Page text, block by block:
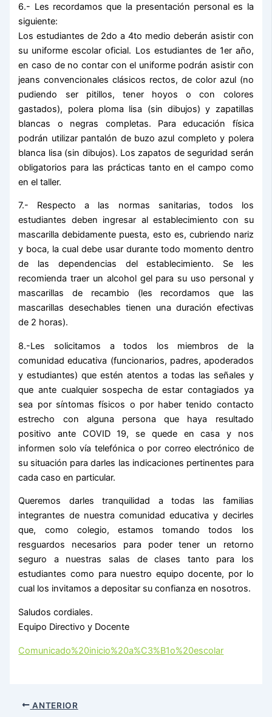
6.- Les recordamos que la presentación personal es la
siguiente:
Los estudiantes de 2do a 4to medio deberán asistir con
su uniforme escolar oficial. Los estudiantes de 1er año,
en caso de no contar con el uniforme podrán asistir con
jeans convencionales clásicos rectos, de color azul (no
pudiendo ser pitillos, tener hoyos o con colores
gastados), polera ploma lisa (sin dibujos) y zapatillas
blancas o negras completas. Para educación física
podrán utilizar pantalón de buzo azul completo y polera
blanca lisa (sin dibujos). Los zapatos de seguridad serán
obligatorios para las prácticas tanto en el campo como
en el taller.
7.- Respecto a las normas sanitarias, todos los
estudiantes deben ingresar al establecimiento con su
mascarilla debidamente puesta, esto es, cubriendo nariz
y boca, la cual debe usar durante todo momento dentro
de las dependencias del establecimiento. Se les
recomienda traer un alcohol gel para su uso personal y
mascarillas de recambio (les recordamos que las
mascarillas desechables tienen una duración efectivas
de 2 horas).
8.-Les solicitamos a todos los miembros de la
comunidad educativa (funcionarios, padres, apoderados
y estudiantes) que estén atentos a todas las señales y
que ante cualquier sospecha de estar contagiados ya
sea por síntomas físicos o por haber tenido contacto
estrecho con alguna persona que haya resultado
positivo ante COVID 19, se quede en casa y nos
informen solo vía telefónica o por correo electrónico de
su situación para darles las indicaciones pertinentes para
cada caso en particular.
Queremos darles tranquilidad a todas las familias
integrantes de nuestra comunidad educativa y decirles
que, como colegio, estamos tomando todos los
resguardos necesarios para poder tener un retorno
seguro a nuestras salas de clases tanto para los
estudiantes como para nuestro equipo docente, por lo
cual los invitamos a depositar su confianza en nosotros.
Saludos cordiales.
Equipo Directivo y Docente
Comunicado%20inicio%20a%C3%B1o%20escolar
ANTERIOR